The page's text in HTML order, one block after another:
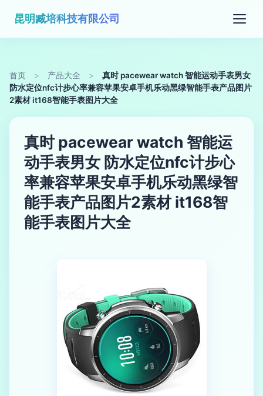
昆明臧培科技有限公司
首页 > 产品大全 >
真时 pacewear watch 智能运动手表男女
防水定位nfc计步心率兼容苹果安卓手机乐动黑绿智能手表产品图片
2素材 it168智能手表图片大全
真时 pacewear watch 智能运
动手表男女 防水定位nfc计步心
率兼容苹果安卓手机乐动黑绿智
能手表产品图片2素材 it168智
能手表图片大全